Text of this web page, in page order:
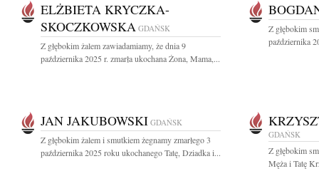
ELŻBIETA KRYCZKA-
SKOCZKOWSKA GDAŃSK
Z głębokim żalem zawiadamiamy, że dnia 9
października 2025 r. zmarła ukochana Żona, Mama,...
Z głębokim
października
JAN JAKUBOWSKI GDAŃSK
Z głębokim żalem i smutkiem żegnamy zmarłego 3
października 2025 roku ukochanego Tatę, Dziadka i...
GDAŃSK
Z głębokim
Męża i Tatę